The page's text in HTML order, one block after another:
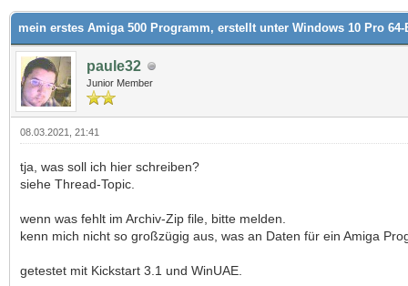
mein erstes Amiga 500 Programm, erstellt unter Windows 10 Pro 64-
paule32
Junior Member
08.03.2021, 21:41
tja, was soll ich hier schreiben?
siehe Thread-Topic.
wenn was fehlt im Archiv-Zip file, bitte melden.
kenn mich nicht so großzügig aus, was an Daten für ein Amiga
getestet mit Kickstart 3.1 und WinUAE.